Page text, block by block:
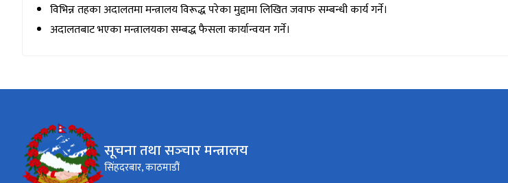
विभिन्न तहका अदालतमा मन्त्रालय विरूद्ध परेका मुद्दामा लिखित जवाफ सम्बन्धी कार्य गर्ने।
अदालतबाट भएका मन्त्रालयका सम्बद्ध फैसला कार्यान्वयन गर्ने।
सूचना तथा सञ्‍चार मन्त्रालय
सिंहदरबार, काठमाडौं